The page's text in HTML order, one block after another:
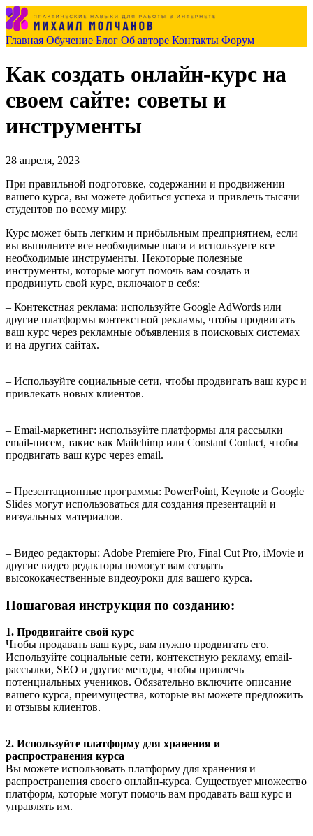
Главная Обучение Блог Об авторе Контакты Форум
Как создать онлайн-курс на
своем сайте: советы и
инструменты
28 апреля, 2023
При правильной подготовке, содержании и продвижении
вашего курса, вы можете добиться успеха и привлечь тысячи
студентов по всему миру.
Курс может быть легким и прибыльным предприятием, если
вы выполните все необходимые шаги и используете все
необходимые инструменты. Некоторые полезные
инструменты, которые могут помочь вам создать и
продвинуть свой курс, включают в себя:
– Контекстная реклама: используйте Google AdWords или
другие платформы контекстной рекламы, чтобы продвигать
ваш курс через рекламные объявления в поисковых системах
и на других сайтах.
– Используйте социальные сети, чтобы продвигать ваш курс и
привлекать новых клиентов.
– Email-маркетинг: используйте платформы для рассылки
email-писем, такие как Mailchimp или Constant Contact, чтобы
продвигать ваш курс через email.
– Презентационные программы: PowerPoint, Keynote и Google
Slides могут использоваться для создания презентаций и
визуальных материалов.
– Видео редакторы: Adobe Premiere Pro, Final Cut Pro, iMovie и
другие видео редакторы помогут вам создать
высококачественные видеоуроки для вашего курса.
Пошаговая инструкция по созданию:
1. Продвигайте свой курс
Чтобы продавать ваш курс, вам нужно продвигать его.
Используйте социальные сети, контекстную рекламу, email-
рассылки, SEO и другие методы, чтобы привлечь
потенциальных учеников. Обязательно включите описание
вашего курса, преимущества, которые вы можете предложить
и отзывы клиентов.
2. Используйте платформу для хранения и
распространения курса
Вы можете использовать платформу для хранения и
распространения своего онлайн-курса. Существует множество
платформ, которые могут помочь вам продавать ваш курс и
управлять им.